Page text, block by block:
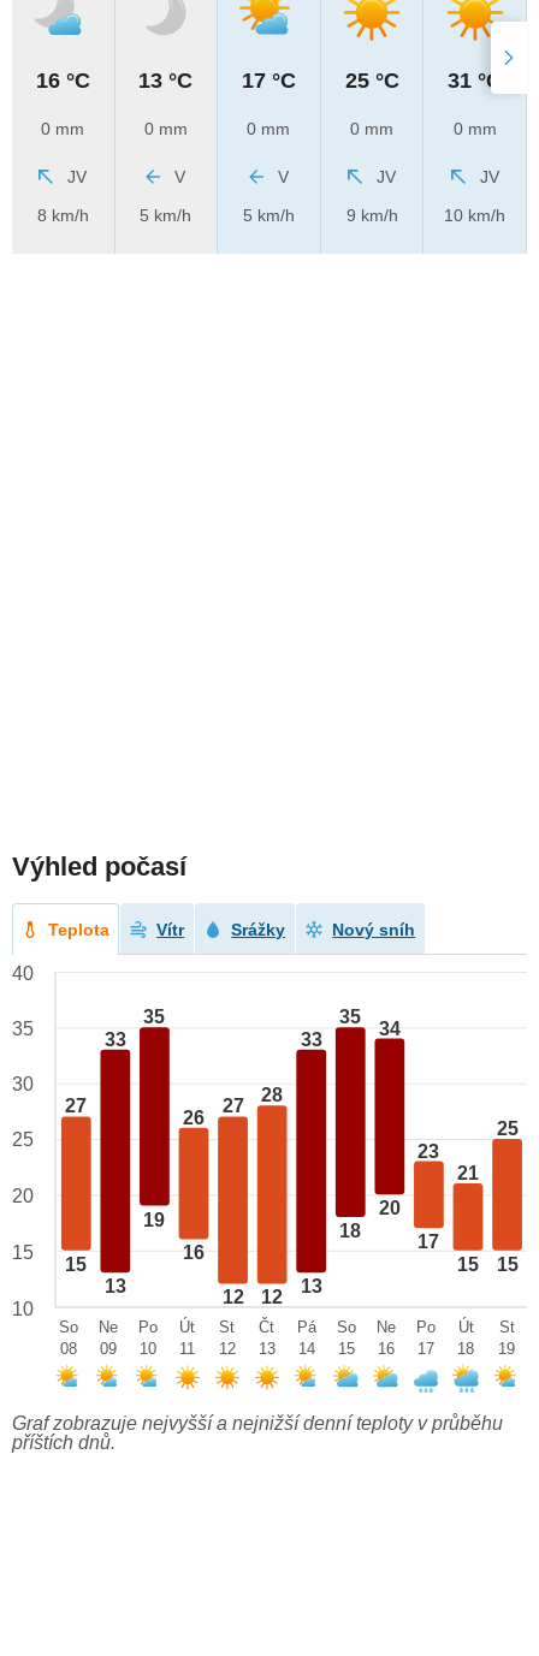
16 °C
0 mm
JV
8 km/h
13 °C
0 mm
V
5 km/h
17 °C
0 mm
V
5 km/h
25 °C
0 mm
JV
9 km/h
31 °C
0 mm
JV
10 km/h
Výhled počasí
Teplota Vítr Srážky Nový sníh
27
15
33
13
35
19
26
16
27
12
28
12
33
13
35
18
34
20
23
17
21
15
25
15
40
35
30
25
20
15
10
So
08
Ne
09
Po
10
Út
11
St
12
Čt
13
Pá
14
So
15
Ne
16
Po
17
Út
18
St
19
Graf zobrazuje nejvyšší a nejnižší denní teploty v průběhu
příštích dnů.